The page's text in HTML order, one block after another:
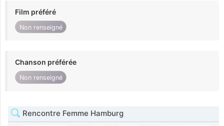
Film préféré
Non renseigné
Chanson préférée
Non renseigné
Rencontre Femme Hamburg